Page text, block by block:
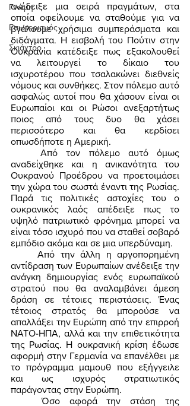
Γνώμη
Εσωτερισμός
Σκιάχτρο
ανέδειξε μια σειρά πραγμάτων, στα
οποία οφείλουμε να σταθούμε για να
βγάλουμε χρήσιμα συμπεράσματα και
διδάγματα. Η εισβολή του Πούτιν στην
Ουκρανία κατέδειξε πως εξακολουθεί
να λειτουργεί το δίκαιο του
ισχυροτέρου που τσαλακώνει διεθνείς
νόμους και συνθήκες. Στον πόλεμο αυτό
ασφαλώς αυτοί που θα χάσουν είναι οι
Ευρωπαίοι και οι Ρώσοι ανεξαρτήτως
ποιος από τους δυο θα χάσει
περισσότερο και θα κερδίσει
οπωσδήποτε η Αμερική.
	Από τον πόλεμο αυτό όμως
αναδείχθηκε και η ανικανότητα του
Ουκρανού Προέδρου να προετοιμάσει
την χώρα του σωστά έναντι της Ρωσίας.
Παρά τις πολιτικές αστοχίες του ο
ουκρανικός λαός απέδειξε πως το
υψηλό πατριωτικό φρόνημα μπορεί να
είναι τόσο ισχυρό που να σταθεί σοβαρό
εμπόδιο ακόμα και σε μια υπερδύναμη.
	Από την άλλη η αργοπορημένη
αντίδραση των Ευρωπαίων ανέδειξε την
ανάγκη δημιουργίας ενός ευρωπαϊκού
στρατού που θα αναλαμβάνει άμεση
δράση σε τέτοιες περιστάσεις. Ένας
τέτοιος στρατός θα μπορούσε να
απαλλάξει την Ευρώπη από την επιρροή
ΝΑΤΟ-ΗΠΑ, αλλά και την επιθετικότητα
της Ρωσίας. Η ουκρανική κρίση έδωσε
αφορμή στην Γερμανία να επανέλθει με
το πρόγραμμα μαμουθ που εξήγγειλε
και ως ισχυρός στρατιωτικός
παράγοντας στην Ευρώπη.